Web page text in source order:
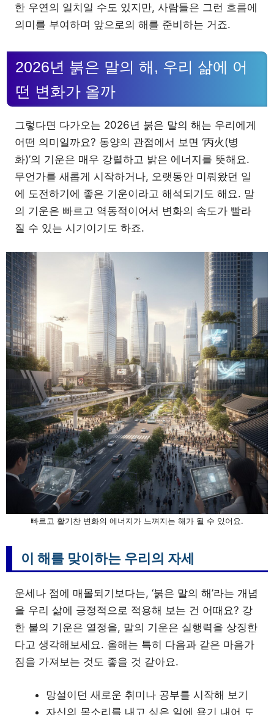
한 우연의 일치일 수도 있지만, 사람들은 그런 흐름에
의미를 부여하며 앞으로의 해를 준비하는 거죠.
2026년 붉은 말의 해, 우리 삶에 어
떤 변화가 올까
그렇다면 다가오는 2026년 붉은 말의 해는 우리에게
어떤 의미일까요? 동양의 관점에서 보면 ‘丙火(병
화)’의 기운은 매우 강렬하고 밝은 에너지를 뜻해요.
무언가를 새롭게 시작하거나, 오랫동안 미뤄왔던 일
에 도전하기에 좋은 기운이라고 해석되기도 해요. 말
의 기운은 빠르고 역동적이어서 변화의 속도가 빨라
질 수 있는 시기이기도 하죠.
빠르고 활기찬 변화의 에너지가 느껴지는 해가 될 수 있어요.
이 해를 맞이하는 우리의 자세
운세나 점에 매몰되기보다는, ‘붉은 말의 해’라는 개념
을 우리 삶에 긍정적으로 적용해 보는 건 어때요? 강
한 불의 기운은 열정을, 말의 기운은 실행력을 상징한
다고 생각해보세요. 올해는 특히 다음과 같은 마음가
짐을 가져보는 것도 좋을 것 같아요.
망설이던 새로운 취미나 공부를 시작해 보기
자신의 목소리를 내고 싶은 일에 용기 내어 도